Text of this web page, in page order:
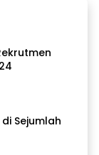
Sejumlah